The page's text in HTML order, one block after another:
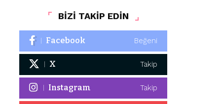
BİZİ TAKİP EDİN
Facebook Beğeni
X Takip
Instagram Takip